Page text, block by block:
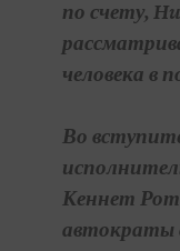
по счету,
человека в
Во
Кеннет Рот
автократы